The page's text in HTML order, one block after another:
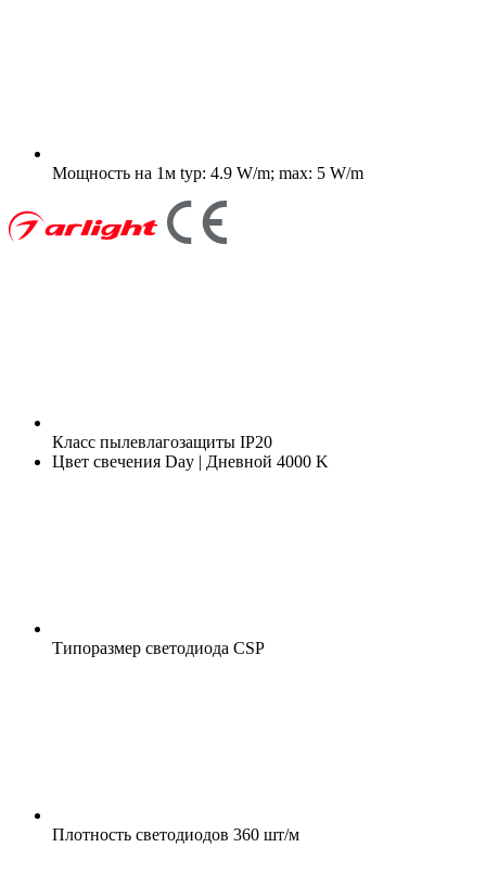
Мощность на 1м typ: 4.9 W/m; max: 5 W/m
Класс пылевлагозащиты IP20
Цвет свечения Day | Дневной 4000 K
Типоразмер светодиода CSP
Плотность светодиодов 360 шт/м